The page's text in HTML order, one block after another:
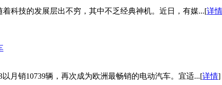
科技的发展层出不穷，其中不乏经典神机。近日，有媒...[详情
月销10739辆，再次成为欧洲最畅销的电动汽车。宜适...[详情]